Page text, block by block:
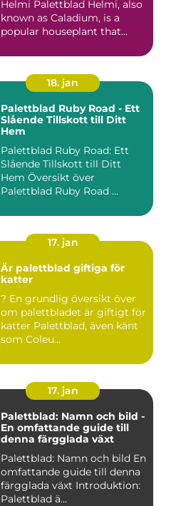
Helmi Palettblad Helmi, also
known as Caladium, is a
popular houseplant that...
18. jan
Palettblad Ruby Road - Ett
Slående Tillskott till Ditt
Hem
Palettblad Ruby Road: Ett
Slående Tillskott till Ditt
Hem Översikt över
Palettblad Ruby Road ...
17. jan
Är palettblad giftiga för
katter
? En grundlig översikt över
om palettbladet är giftigt för
katter Palettblad, även känt
som Coleu...
17. jan
Palettblad: Namn och bild -
En omfattande guide till
denna färgglada växt
Palettblad: Namn och bild En
omfattande guide till denna
färgglada växt Introduktion:
Palettblad ä...